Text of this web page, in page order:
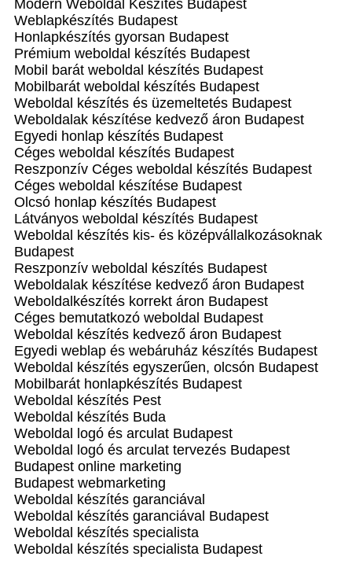
Modern Weboldal Készítés Budapest
Weblapkészítés Budapest
Honlapkészítés gyorsan Budapest
Prémium weboldal készítés Budapest
Mobil barát weboldal készítés Budapest
Mobilbarát weboldal készítés Budapest
Weboldal készítés és üzemeltetés Budapest
Weboldalak készítése kedvező áron Budapest
Egyedi honlap készítés Budapest
Céges weboldal készítés Budapest
Reszponzív Céges weboldal készítés Budapest
Céges weboldal készítése Budapest
Olcsó honlap készítés Budapest
Látványos weboldal készítés Budapest
Weboldal készítés kis- és középvállalkozásoknak
Budapest
Reszponzív weboldal készítés Budapest
Weboldalak készítése kedvező áron Budapest
Weboldalkészítés korrekt áron‎ Budapest
Céges bemutatkozó weboldal Budapest
Weboldal készítés kedvező áron Budapest
Egyedi weblap és webáruház készítés Budapest
Weboldal készítés egyszerűen, olcsón Budapest
Mobilbarát honlapkészítés Budapest
Weboldal készítés Pest
Weboldal készítés Buda
Weboldal logó és arculat Budapest
Weboldal logó és arculat tervezés Budapest
Budapest online marketing
Budapest webmarketing
Weboldal készítés garanciával
Weboldal készítés garanciával Budapest
Weboldal készítés specialista
Weboldal készítés specialista Budapest